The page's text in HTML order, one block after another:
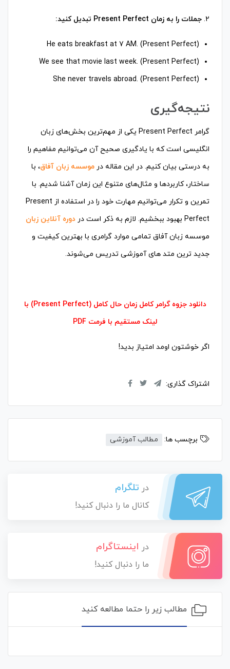
۲. جملات را به زمان Present Perfect تبدیل کنید:
He eats breakfast at 7 AM. (Present Perfect)
We see that movie last week. (Present Perfect)
She never travels abroad. (Present Perfect)
نتیجه‌گیری
گرامر Present Perfect یکی از مهم‌ترین بخش‌های زبان
انگلیسی است که با یادگیری صحیح آن می‌توانیم مفاهیم را
به درستی بیان کنیم. در این مقاله در موسسه زبان آفاق، با
ساختار، کاربردها و مثال‌های متنوع این زمان آشنا شدیم. با
تمرین و تکرار می‌توانیم مهارت خود را در استفاده از Present
Perfect بهبود ببخشیم. لازم به ذکر است در
دوره آنلاین زبان
موسسه زبان آفاق تمامی موارد گرامری با بهترین کیفیت و
جدید ترین متد های آموزشی تدریس می‌شوند.
دانلود جزوه گرامر کامل زمان حال کامل (Present Perfect) با
لینک مستقیم با فرمت PDF
اگر خوشتون اومد امتیاز بدید!
اشتراک گذاری:
برچسب ها: مطالب آموزشی
در تلگرام
کانال ما را دنبال کنید!
در اینستاگرام
ما را دنبال کنید!
مطالب زیر را حتما مطالعه کنید